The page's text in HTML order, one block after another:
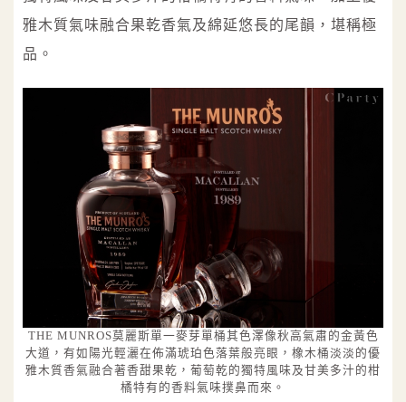
雅木質氣味融合果乾香氣及綿延悠長的尾韻，堪稱極
品。
THE MUNROS莫麗斯單一麥芽單桶其色澤像秋高氣肅的金黃色
大道，有如陽光輕灑在佈滿琥珀色落葉般亮眼，橡木桶淡淡的優
雅木質香氣融合著香甜果乾，葡萄乾的獨特風味及甘美多汁的柑
橘特有的香料氣味撲鼻而來。